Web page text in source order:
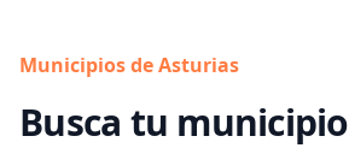
Municipios de Asturias
Busca tu municipio